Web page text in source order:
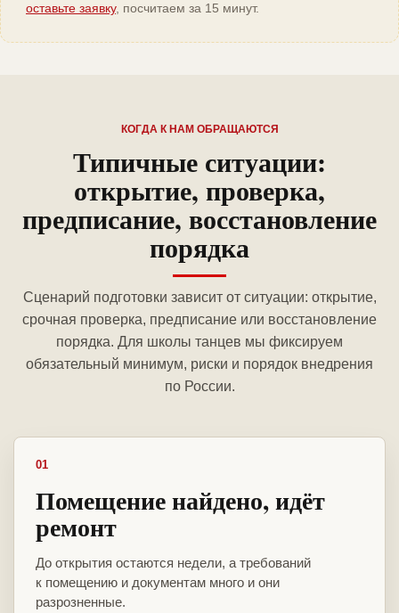
оставьте заявку, посчитаем за 15 минут.
КОГДА К НАМ ОБРАЩАЮТСЯ
Типичные ситуации:
открытие, проверка,
предписание, восстановление
порядка
Сценарий подготовки зависит от ситуации: открытие,
срочная проверка, предписание или восстановление
порядка. Для школы танцев мы фиксируем
обязательный минимум, риски и порядок внедрения
по России.
01
Помещение найдено, идёт
ремонт
До открытия остаются недели, а требований
к помещению и документам много и они
разрозненные.